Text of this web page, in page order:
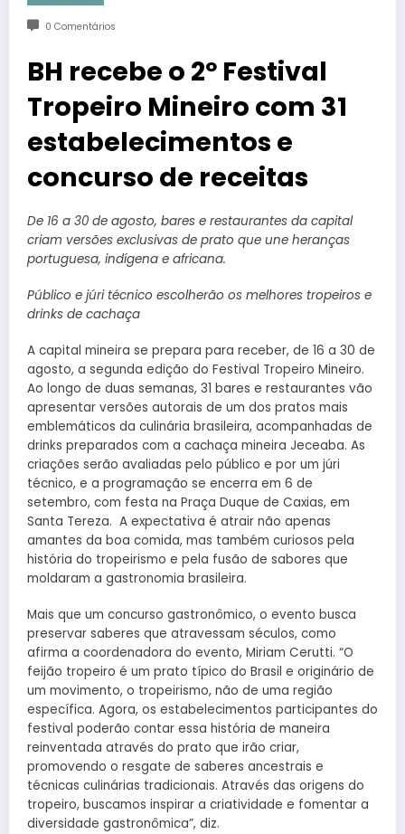
0 Comentários
BH recebe o 2º Festival
Tropeiro Mineiro com 31
estabelecimentos e
concurso de receitas
De 16 a 30 de agosto, bares e restaurantes da capital
criam versões exclusivas de prato que une heranças
portuguesa, indígena e africana.
Público e júri técnico escolherão os melhores tropeiros e
drinks de cachaça
A capital mineira se prepara para receber, de 16 a 30 de
agosto, a segunda edição do Festival Tropeiro Mineiro.
Ao longo de duas semanas, 31 bares e restaurantes vão
apresentar versões autorais de um dos pratos mais
emblemáticos da culinária brasileira, acompanhadas de
drinks preparados com a cachaça mineira Jeceaba. As
criações serão avaliadas pelo público e por um júri
técnico, e a programação se encerra em 6 de
setembro, com festa na Praça Duque de Caxias, em
Santa Tereza. A expectativa é atrair não apenas
amantes da boa comida, mas também curiosos pela
história do tropeirismo e pela fusão de sabores que
moldaram a gastronomia brasileira.
Mais que um concurso gastronômico, o evento busca
preservar saberes que atravessam séculos, como
afirma a coordenadora do evento, Miriam Cerutti. “O
feijão tropeiro é um prato típico do Brasil e originário de
um movimento, o tropeirismo, não de uma região
específica. Agora, os estabelecimentos participantes do
festival poderão contar essa história de maneira
reinventada através do prato que irão criar,
promovendo o resgate de saberes ancestrais e
técnicas culinárias tradicionais. Através das origens do
tropeiro, buscamos inspirar a criatividade e fomentar a
diversidade gastronômica”, diz.